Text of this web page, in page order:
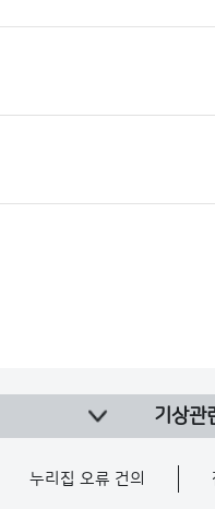
기상관
누리집 오류 건의